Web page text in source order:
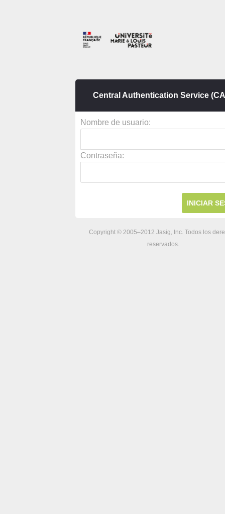
Central Authentication Service
Nombre de usuario:
Contraseña:
Copyright © 2005–2012 Jasig, Inc. Todos los
reservados.